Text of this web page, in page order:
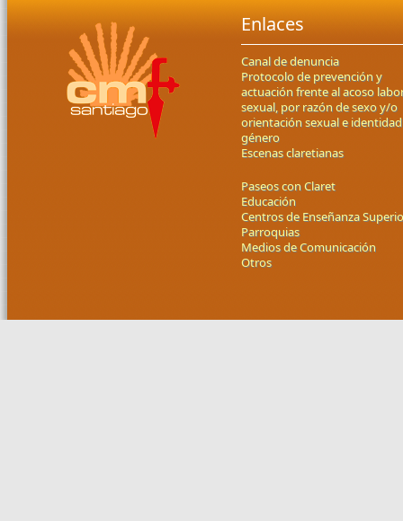
Enlaces
Canal de denuncia
Protocolo de prevención y
actuación frente al acoso
sexual, por razón de sexo y/o
orientación sexual e
género
Escenas claretianas
Paseos con Claret
Educación
Centros de Enseñanza
Parroquias
Medios de Comunicación
Otros